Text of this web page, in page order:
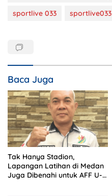
sportlive 033
sportlive033
Baca Juga
Tak Hanya Stadion,
Lapangan Latihan di Medan
Juga Dibenahi untuk AFF U-